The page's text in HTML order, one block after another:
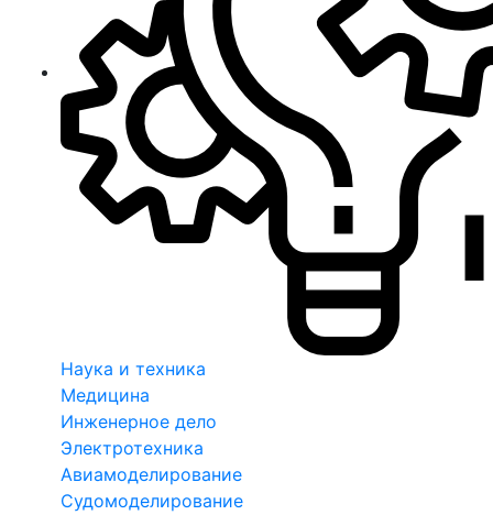
Наука и техника
Медицина
Инженерное дело
Электротехника
Авиамоделирование
Судомоделирование